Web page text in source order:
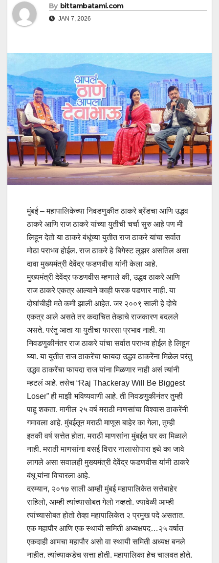
By bittambatami.com
JAN 7, 2026
मुंबई – महापालिकेच्या निवडणुकीत ठाकरे ब्रँडचा आणि उद्धव
ठाकरे आणि राज ठाकरे यांच्या युतीची चर्चा सुरु आहे पण मी
लिहून देतो या ठाकरे बंधूंच्या युतीत राज ठाकरे यांचा सर्वात
मोठा पराभव होईल. राज ठाकरे हे बिगेस्ट लुझर असतिल असा
दावा मुख्यमंत्री देवेंद्र फडणवीस यांनी केला आहे.
मुख्यमंत्री देवेंद्र फडणवीस म्हणाले की,उद्धव ठाकरे आणि
राज ठाकरे एकत्र आल्याने काही फरक पडणार नाही. या
दोघांचीही मते कमी झाली आहेत. जर २००९ साली हे दोघे
एकत्र आले असते तर कदाचित तेव्हाचे राजकारण बदलले
असते. परंतु आता या युतीचा फारसा प्रभाव नाही. या
निवडणुकीनंतर राज ठाकरे यांचा सर्वात पराभव होईल हे लिहून
घ्या. या युतीत राज ठाकरेंचा फायदा उद्धव ठाकरेंना मिळेल परंतु
उद्धव ठाकरेंचा फायदा राज यांना मिळणार नाही असं त्यांनी
म्हटलं आहे. तसेच “Raj Thackeray Will Be Biggest
Loser”ही माझी भविष्यवाणी आहे. ती निवडणुकीनंतर तुम्ही
पाहू शकता. मागील २५ वर्ष मराठी माणसांचा विश्वास ठाकरेंनी
गमावला आहे. मुंबईतून मराठी माणूस बाहेर का गेला,तुम्ही
इतकी वर्ष सत्तेत होता. मराठी माणसांना मुंबईत घर का मिळाले
नाही. मराठी माणसांना वसई विरार नालासोपारा इथे का जावे
लागले असा सवालही मुख्यमंत्री देवेंद्र फडणवीस यांनी ठाकरे
बंधू यांना विचारला आहे.
दरम्यान, २०१७ साली आम्ही मुंबई महापालिकेत सत्तेबाहेर
राहिलो, आम्ही त्यांच्यासोबत गेलो नव्हतो. ज्यावेळी आम्ही
त्यांच्यासोबत होतो तेव्हा महापालिकेत २ प्रमुख पदे असतात.
एक महापौर आणि एक स्थायी समिती अध्यक्षपद…२५ वर्षात
एकदाही आमचा महापौर असो वा स्थायी समिती अध्यक्ष बनले
नाहीत. त्यांच्याकडेच सत्ता होती. महापालिका हेच चालवत होते.